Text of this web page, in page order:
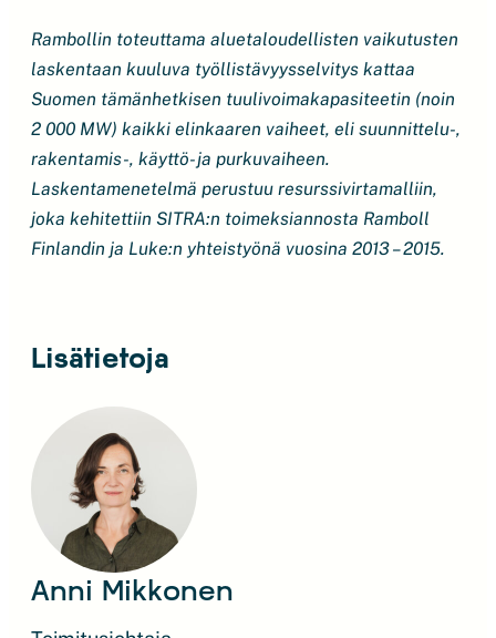
Rambollin toteuttama aluetaloudellisten vaikutusten
laskentaan kuuluva työllistävyysselvitys kattaa
Suomen tämänhetkisen tuulivoimakapasiteetin (noin
2 000 MW) kaikki elinkaaren vaiheet, eli suunnittelu-,
rakentamis-, käyttö- ja purkuvaiheen.
Laskentamenetelmä perustuu resurssivirtamalliin,
joka kehitettiin SITRA:n toimeksiannosta Ramboll
Finlandin ja Luke:n yhteistyönä vuosina 2013 – 2015.
Lisätietoja
Anni Mikkonen